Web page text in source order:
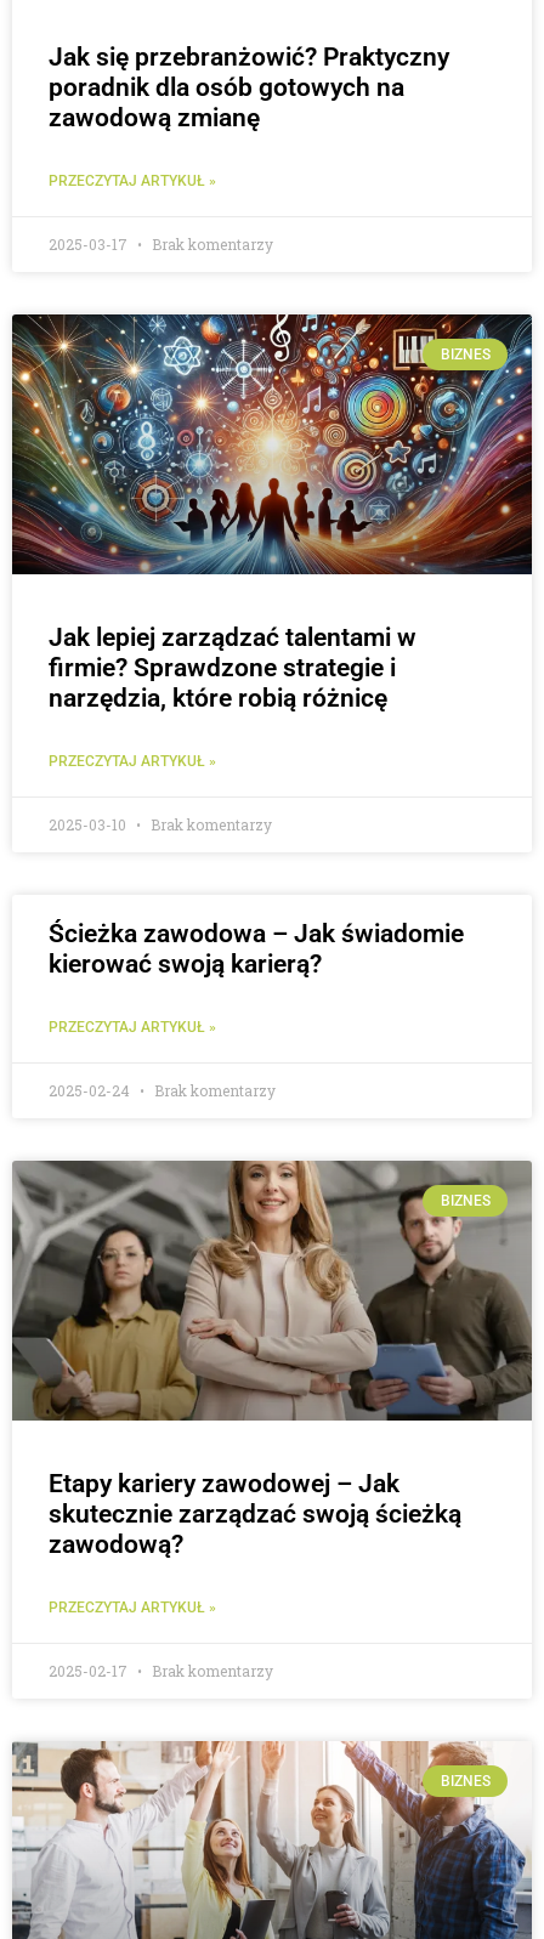
Jak się przebranżowić? Praktyczny
poradnik dla osób gotowych na
zawodową zmianę
PRZECZYTAJ ARTYKUŁ »
2025-03-17 Brak komentarzy
BIZNES
Jak lepiej zarządzać talentami w
firmie? Sprawdzone strategie i
narzędzia, które robią różnicę
PRZECZYTAJ ARTYKUŁ »
2025-03-10 Brak komentarzy
Ścieżka zawodowa – Jak świadomie
kierować swoją karierą?
PRZECZYTAJ ARTYKUŁ »
2025-02-24 Brak komentarzy
BIZNES
Etapy kariery zawodowej – Jak
skutecznie zarządzać swoją ścieżką
zawodową?
PRZECZYTAJ ARTYKUŁ »
2025-02-17 Brak komentarzy
BIZNES